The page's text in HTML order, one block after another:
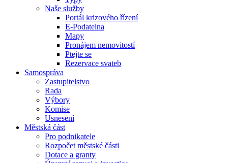
Naše služby
Portál krizového řízení
E-Podatelna
Mapy
Pronájem nemovitostí
Ptejte se
Rezervace svateb
Samospráva
Zastupitelstvo
Rada
Výbory
Komise
Usnesení
Městská část
Pro podnikatele
Rozpočet městské části
Dotace a granty